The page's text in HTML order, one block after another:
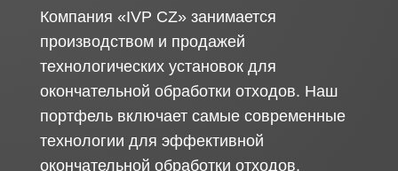
Компания «IVP CZ» занимается
производством и продажей
технологических установок для
окончательной обработки отходов. Наш
портфель включает самые современные
технологии для эффективной
окончательной обработки отходов.